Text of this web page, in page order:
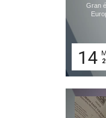
Gran
14